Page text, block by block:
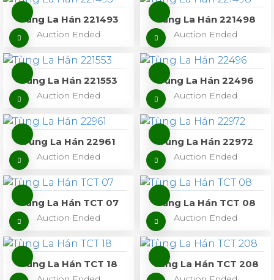
Tùng La Hán 221493
Auction Ended
Tùng La Hán 221498
Auction Ended
Tùng La Hán 221553
Auction Ended
Tùng La Hán 22496
Auction Ended
Tùng La Hán 22961
Auction Ended
Tùng La Hán 22972
Auction Ended
Tùng La Hán TCT 07
Auction Ended
Tùng La Hán TCT 08
Auction Ended
Tùng La Hán TCT 18 Tùng La Hán TCT 208